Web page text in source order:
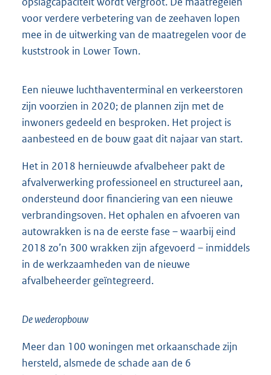
voor verdere verbetering van de zeehaven lopen
mee in de uitwerking van de maatregelen voor de
kuststrook in Lower Town.
Een nieuwe luchthaventerminal en verkeerstoren
zijn voorzien in 2020; de plannen zijn met de
inwoners gedeeld en besproken. Het project is
aanbesteed en de bouw gaat dit najaar van start.
Het in 2018 hernieuwde afvalbeheer pakt de
afvalverwerking professioneel en structureel aan,
ondersteund door financiering van een nieuwe
verbrandingsoven. Het ophalen en afvoeren van
autowrakken is na de eerste fase – waarbij eind
2018 zo’n 300 wrakken zijn afgevoerd – inmiddels
in de werkzaamheden van de nieuwe
afvalbeheerder geïntegreerd.
De wederopbouw
Meer dan 100 woningen met orkaanschade zijn
hersteld, alsmede de schade aan de 6